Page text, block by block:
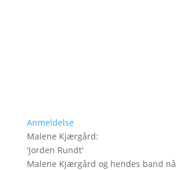
Anmeldelse
Malene Kjærgård:
'Jorden Rundt'
Malene Kjærgård og hendes band når